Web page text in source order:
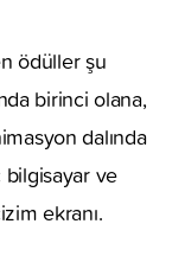
ödüller şu
birinci olana,
dalında
ve
ekranı.